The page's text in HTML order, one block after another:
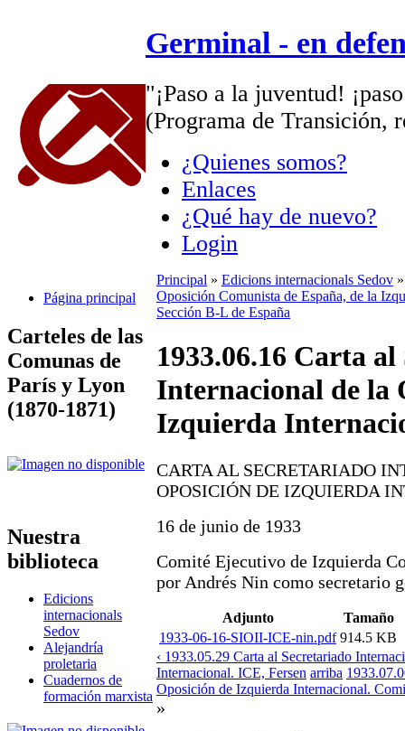
Germinal - en
"¡Paso a la juventud!
(Programa de Transición,
¿Quienes somos?
Enlaces
¿Qué hay de nuevo?
Login
Página principal
Carteles de las
Comunas de
París y Lyon
(1870-1871)
Nuestra
biblioteca
Edicions
internacionals
Sedov
Alejandría
proletaria
Cuadernos de
formación marxista
Principal » Edicions internacionals Sedov
Oposición Comunista de España, de la
Sección B-L de España
1933.06.16 Carta
Internacional de la
Izquierda
CARTA AL SECRETARIADO
OPOSICIÓN DE IZQUIERDA
16 de junio de 1933
Comité Ejecutivo de Izquierda
por Andrés Nin como secretario
Adjunto
Tamaño
1933-06-16-SIOII-ICE-nin.pdf 914.5 KB
‹ 1933.05.29 Carta al Secretariado
Internacional. ICE, Fersen arriba
Oposición de Izquierda Internacional.
»